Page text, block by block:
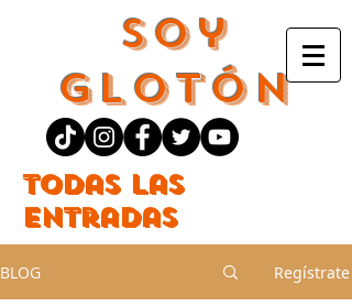
Soy
Glotón
Todas las
entradas
BLOG Regístrate